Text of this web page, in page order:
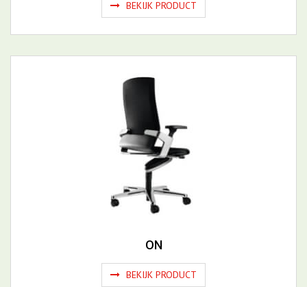
ON
BEKIJK PRODUCT